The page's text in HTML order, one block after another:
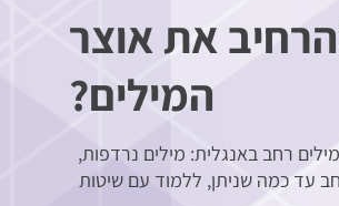
את אוצר
המילים?
רחב באנגלית: מילים נרדפות,
עד כמה שניתן, ללמוד עם שיטות